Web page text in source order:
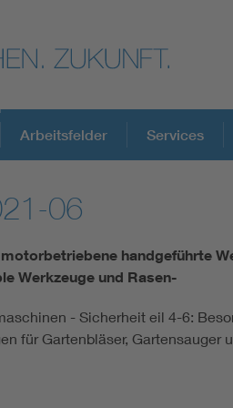
DKE
Blitzschutz: DIN EN 62305
Circular Economy für mehr
Arbeitsfelder Services
06
handgeführte
Werkzeuge und Rasen-
- Sicherheit eil 4-6:
für Gartenbläser, Gartensauger